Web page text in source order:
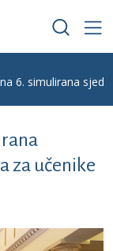
6. simulirana
za učenike